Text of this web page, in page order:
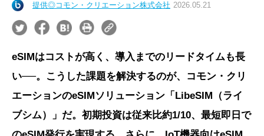
提供◎コモン・クリエーション株式会社 2026.05.21
eSIMはコストが高く、導入までのリードタイムも長
い──。こうした課題を解決するのが、コモン・クリ
エーションのeSIMソリューション「LibeSIM（ライ
ブシム）」だ。初期投資は従来比約1/10、最短即日で